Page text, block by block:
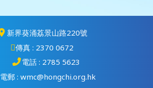
新界葵涌荔景山路220號
傳真 : 2370 0672
電話 : 2785 5623
電郵 : wmc@hongchi.org.hk